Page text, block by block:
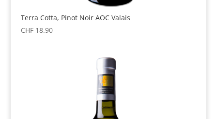
Terra Cotta, Pinot Noir AOC Valais
CHF18.90